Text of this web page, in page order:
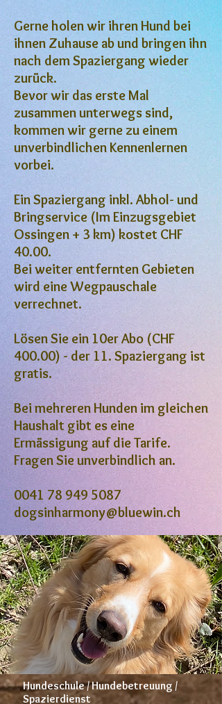
Gerne holen wir ihren Hund bei
ihnen Zuhause ab und bringen ihn
nach dem Spaziergang wieder
zurück.
Bevor wir das erste Mal
zusammen unterwegs sind,
kommen wir gerne zu einem
unverbindlichen Kennenlernen
vorbei.
Ein Spaziergang inkl. Abhol- und
Bringservice (Im Einzugsgebiet
Ossingen + 3 km) kostet CHF
40.00.
Bei weiter entfernten Gebieten
wird eine Wegpauschale
verrechnet.
Lösen Sie ein 10er Abo (CHF
400.00) - der 11. Spaziergang ist
gratis.
Bei mehreren Hunden im gleichen
Haushalt gibt es eine
Ermässigung auf die Tarife.
Fragen Sie unverbindlich an.
0041 78 949 5087
dogsinharmony@bluewin.ch
Hundeschule / Hundebetreuung /
Spazierdienst